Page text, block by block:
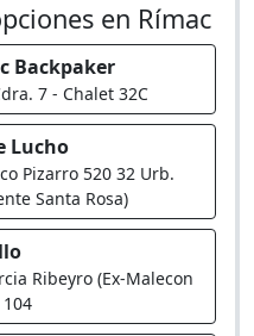
en Rímac
Backpaker
7 - Chalet 32C
Lucho
Pizarro 520 32 Urb.
Santa Rosa)
Ribeyro (Ex-Malecon